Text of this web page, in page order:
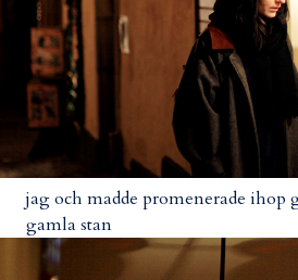
jag och madde promenerade ihop
gamla stan